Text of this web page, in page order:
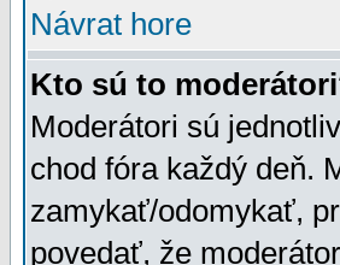
Návrat hore
Kto sú to
Moderátori sú
chod fóra každý deň.
zamykať/odomykať,
povedať, že